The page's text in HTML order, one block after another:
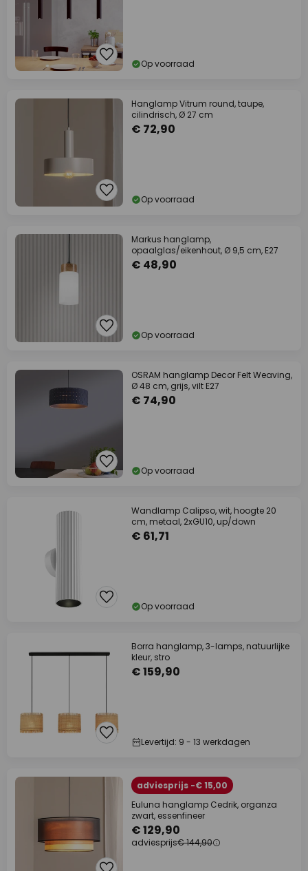
Op voorraad
Hanglamp Vitrum round, taupe,
cilindrisch, Ø 27 cm
€ 72,90
Op voorraad
Markus hanglamp,
opaalglas/eikenhout, Ø 9,5 cm, E27
€ 48,90
Op voorraad
OSRAM hanglamp Decor Felt Weaving,
Ø 48 cm, grijs, vilt E27
€ 74,90
Op voorraad
Wandlamp Calipso, wit, hoogte 20
cm, metaal, 2xGU10, up/down
€ 61,71
Op voorraad
Borra hanglamp, 3-lamps, natuurlijke
kleur, stro
€ 159,90
Levertijd: 9 - 13 werkdagen
adviesprijs -€ 15,00
Euluna hanglamp Cedrik, organza
zwart, essenfineer
€ 129,90
adviesprijs€ 144,90